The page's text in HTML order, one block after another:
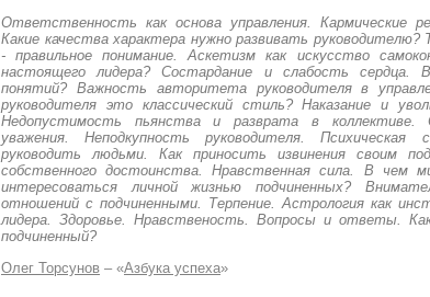
Ответственность как основа управления. Кармические
Какие качества характера нужно развивать руководителю?
- правильное понимание. Аскетизм как искусство
настоящего лидера? Состардание и слабость сердца.
понятий? Важность авторитета руководителя в
руководителя это классический стиль? Наказание и
Недопустимость пьянства и разврата в коллективе.
уважения. Неподкупность руководителя. Психическая
руководить людьми. Как приносить извинения своим
собственного достоинства. Нравственная сила. В чем
интересоваться личной жизнью подчиненных?
отношений с подчиненными. Терпение. Астрология как
лидера. Здоровье. Нравственость. Вопросы и ответы.
подчиненный?
Олег Торсунов – «Азбука успеха»